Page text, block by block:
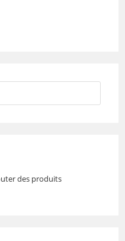
des produits